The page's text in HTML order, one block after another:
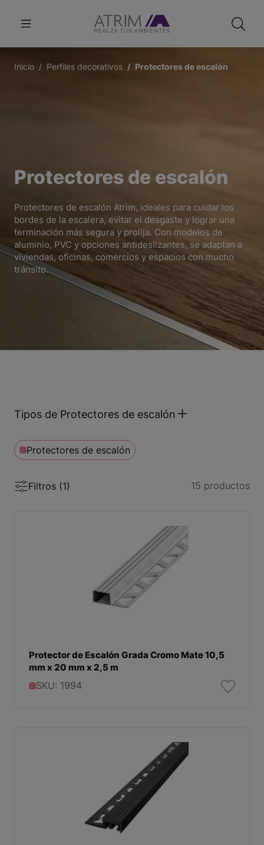
Inicio Perfiles decorativos Protectores de escalón
Protectores de escalón
Protectores de escalón Atrim, ideales para cuidar los
bordes de la escalera, evitar el desgaste y lograr una
terminación más segura y prolija. Con modelos de
aluminio, PVC y opciones antideslizantes, se adaptan a
viviendas, oficinas, comercios y espacios con mucho
tránsito.
Tipos de Protectores de escalón
Protectores de escalón
Filtros (1) 15 productos
Protector de Escalón Grada Cromo Mate 10,5
mm x 20 mm x 2,5 m
SKU: 1994